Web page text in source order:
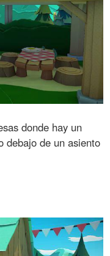
donde hay un
debajo de un asiento